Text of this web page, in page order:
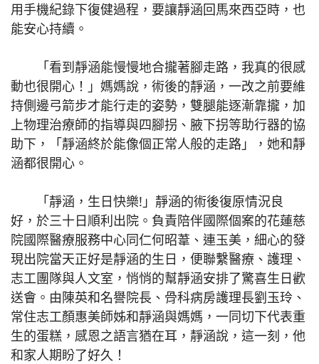
用手機紀錄下復健過程，要讓靜涵回馬來西亞時，也
能安心持續。
「看到靜涵能慢慢地合攏著腳走路，我真的很感
動也很開心！」媽媽說，術後的靜涵，一改之前要維
持側邊弓箭步才能行走的姿勢，雙腿能逐漸靠攏，加
上物理治療師的指導與四腳拐、腋下拐等助行器的協
助下，「靜涵終於能像個正常人般的走路」，她和靜
涵都很開心。
「靜涵，生日快樂!」靜涵的術後復原情況良
好，於三十日順利出院。負責陪伴國際個案的花蓮慈
院國際醫療服務中心同仁何昭葦、連玉美，細心的發
現出院當天正好是靜涵的生日，便聯繫醫療、護理、
志工團隊與人文室，悄悄的幫靜涵安排了驚喜生日歡
送會。由陳英和名譽院長、骨科病房護理長劉玉玲、
常住志工顏惠美師姊和靜涵與媽媽，一同切下代表重
生的蛋糕，感恩之語言猶在耳，靜涵說，這一刻，他
和家人期盼了好久！